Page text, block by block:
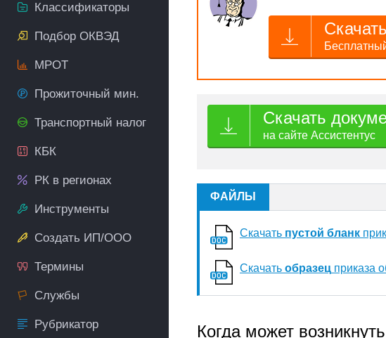
Классификаторы
Подбор ОКВЭД
МРОТ
Прожиточный мин.
Транспортный налог
КБК
РК в регионах
Инструменты
Создать ИП/ООО
Термины
Службы
Рубрикатор
Скачать
на сайте Ассистентус
ФАЙЛЫ
Скачать пустой бланк
Скачать образец приказа
Когда может